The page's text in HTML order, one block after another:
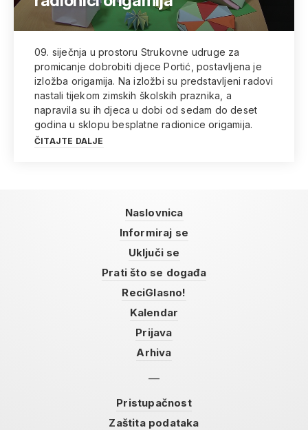
09. siječnja u prostoru Strukovne udruge za
promicanje dobrobiti djece Portić, postavljena je
izložba origamija. Na izložbi su predstavljeni radovi
nastali tijekom zimskih školskih praznika, a
napravila su ih djeca u dobi od sedam do deset
godina u sklopu besplatne radionice origamija.
ČITAJTE DALJE
Naslovnica
Informiraj se
Uključi se
Prati što se događa
ReciGlasno!
Kalendar
Prijava
Arhiva
Pristupačnost
Zaštita podataka